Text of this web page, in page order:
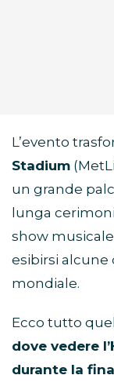
L’evento
Stadium
un grande
lunga
show
esibirsi alcune
mondiale.
Ecco tutto
dove vedere
durante la